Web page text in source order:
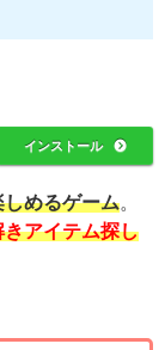
インストール
しめるゲーム。
きアイテム探し